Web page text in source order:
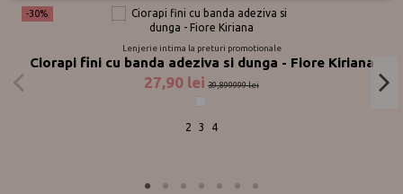
-30%
Lenjerie intima la preturi promotionale
Ciorapi fini cu banda adeziva si dunga - Fiore Kiriana
27,90 lei 39,899999 lei
2
3 4